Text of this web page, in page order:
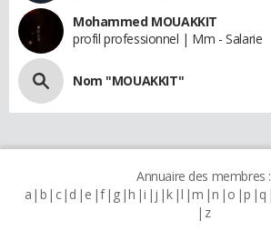
Mohammed MOUAKKIT
profil professionnel | Mm - Salarie
Nom "MOUAKKIT"
Annuaire des membres :
a b c d e f g h i j k l m n o p q
z